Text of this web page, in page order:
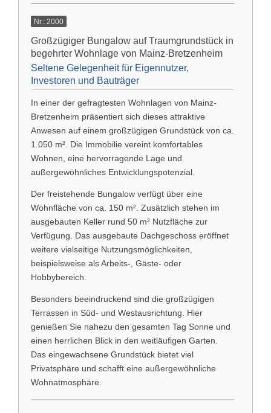
Nr.: 2000
Großzügiger Bungalow auf Traumgrundstück in
begehrter Wohnlage von Mainz-Bretzenheim
Seltene Gelegenheit für Eigennutzer,
Investoren und Bauträger
In einer der gefragtesten Wohnlagen von Mainz-
Bretzenheim präsentiert sich dieses attraktive
Anwesen auf einem großzügigen Grundstück von ca.
1.050 m². Die Immobilie vereint komfortables
Wohnen, eine hervorragende Lage und
außergewöhnliches Entwicklungspotenzial.
Der freistehende Bungalow verfügt über eine
Wohnfläche von ca. 150 m². Zusätzlich stehen im
ausgebauten Keller rund 50 m² Nutzfläche zur
Verfügung. Das ausgebaute Dachgeschoss eröffnet
weitere vielseitige Nutzungsmöglichkeiten,
beispielsweise als Arbeits-, Gäste- oder
Hobbybereich.
Besonders beeindruckend sind die großzügigen
Terrassen in Süd- und Westausrichtung. Hier
genießen Sie nahezu den gesamten Tag Sonne und
einen herrlichen Blick in den weitläufigen Garten.
Das eingewachsene Grundstück bietet viel
Privatsphäre und schafft eine außergewöhnliche
Wohnatmosphäre.